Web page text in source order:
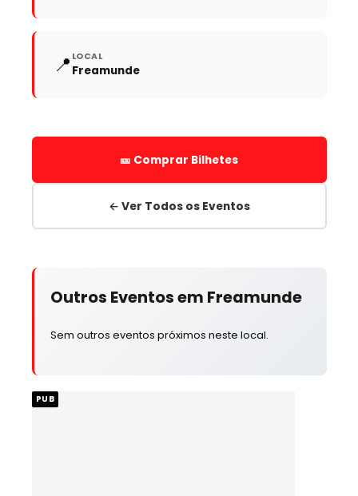
📍 LOCAL
Freamunde
🎫 Comprar Bilhetes
← Ver Todos os Eventos
Outros Eventos em Freamunde
Sem outros eventos próximos neste local.
PUB